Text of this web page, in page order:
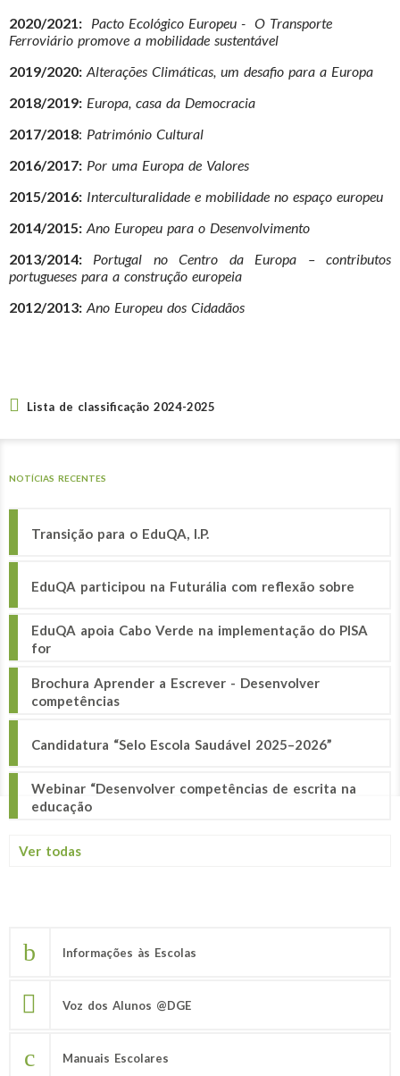
2020/2021: Pacto Ecológico Europeu - O Transporte
Ferroviário promove a mobilidade sustentável
2019/2020: Alterações Climáticas, um desafio para a Europa
2018/2019: Europa, casa da Democracia
2017/2018: Património Cultural
2016/2017: Por uma Europa de Valores
2015/2016: Interculturalidade e mobilidade no espaço europeu
2014/2015: Ano Europeu para o Desenvolvimento
2013/2014: Portugal no Centro da Europa – contributos
portugueses para a construção europeia
2012/2013: Ano Europeu dos Cidadãos
Lista de classificação 2024-2025
NOTÍCIAS RECENTES
Transição para o EduQA, I.P.
EduQA participou na Futurália com reflexão sobre
EduQA apoia Cabo Verde na implementação do PISA
for
Brochura Aprender a Escrever - Desenvolver
competências
Candidatura “Selo Escola Saudável 2025–2026”
Webinar “Desenvolver competências de escrita na
educação
Ver todas
Informações às Escolas
Voz dos Alunos @DGE
Manuais Escolares